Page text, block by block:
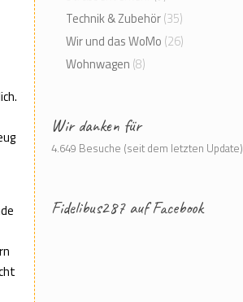
Technik & Zubehör(35)
Wir und das WoMo (26)
Wohnwagen (8)
Wir danken für
4.649 Besuche (seit dem letzten Update)
Fidelibus287 auf Facebook